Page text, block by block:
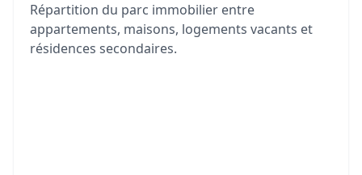
Répartition du parc immobilier entre
appartements, maisons, logements vacants et
résidences secondaires.